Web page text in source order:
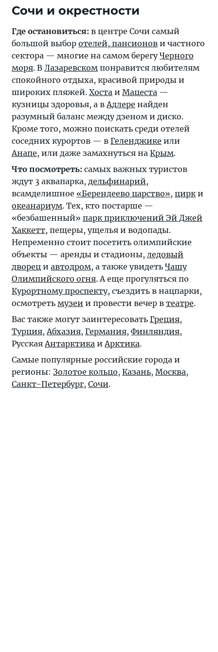
Где остановиться: в центре Сочи самый
большой выбор отелей, пансионов и частного
сектора — многие на самом берегуЧерного
моря. В Лазаревском понравится любителям
спокойного отдыха, красивой природы и
широких пляжей. Хоста и Мацеста —
кузницы здоровья, а в Адлере найден
разумный баланс между дзеном и диско.
Кроме того, можно поискать среди отелей
соседних курортов — в Геленджике или
Анапе, или даже замахнуться на Крым.
Что посмотреть: самых важных туристов
ждут 3 аквапарка, дельфинарий,
всамделишное «Берендеево царство», цирк и
океанариум. Тех, кто постарше —
«безбашенный» парк приключений Эй Джей
Хаккетт, пещеры, ущелья и водопады.
Непременно стоит посетить олимпийские
объекты — аренды и стадионы, ледовый
дворец и автодром, а также увидеть Чашу
Олимпийского огня. А еще прогуляться по
Курортному проспекту, съездить в нацпарки,
осмотреть музеи и провести вечер в театре.
Вас также могут заинтересовать Греция,
Турция, Абхазия, Германия, Финляндия,
Русская Антарктика и Арктика.
Самые популярные российские города и
регионы: Золотое кольцо, Казань, Москва,
Санкт-Петербург, Сочи.